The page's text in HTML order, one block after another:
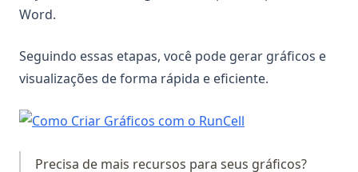
Word.
Seguindo essas etapas, você pode gerar gráficos e
visualizações de forma rápida e eficiente.
Precisa de mais recursos para seus gráficos?